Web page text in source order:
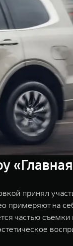
принял
примеряют на
частью